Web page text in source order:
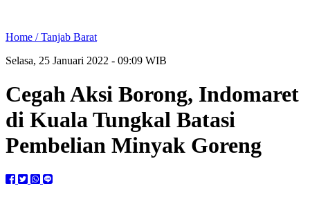
Home /Tanjab Barat
Selasa, 25 Januari 2022 - 09:09 WIB
Cegah Aksi Borong, Indomaret
di Kuala Tungkal Batasi
Pembelian Minyak Goreng